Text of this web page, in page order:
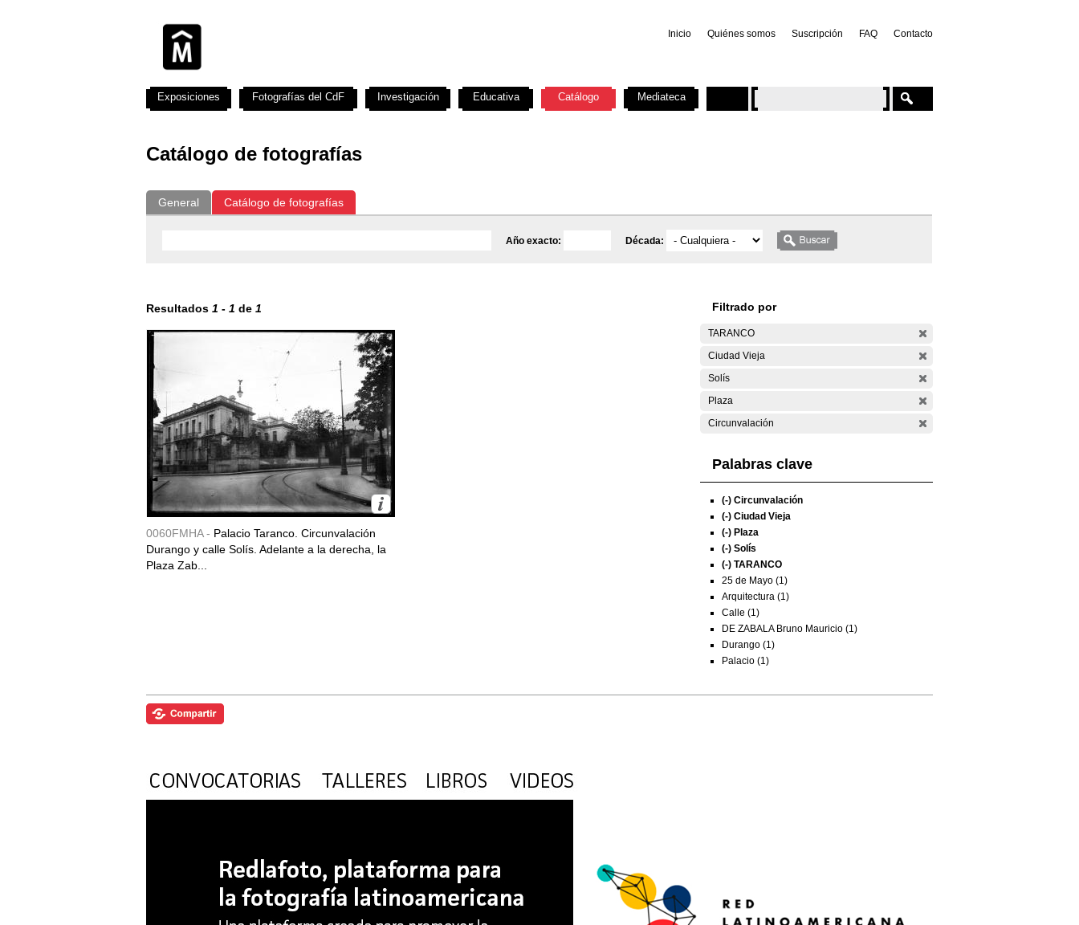
Inicio Quiénes somos Suscripción FAQ Contacto
Catálogo de fotografías
General Catálogo de fotografías
Año exacto: Década:
Resultados 1 - 1 de 1
0060FMHA - Palacio Taranco. Circunvalación
Durango y calle Solís. Adelante a la derecha, la
Plaza Zab...
Filtrado por
TARANCO
Ciudad Vieja
Solís
Plaza
Circunvalación
Palabras clave
(-) Circunvalación
(-) Ciudad Vieja
(-) Plaza
(-) Solís
(-) TARANCO
25 de Mayo (1)
Arquitectura (1)
Calle (1)
DE ZABALA Bruno Mauricio (1)
Durango (1)
Palacio (1)
Exposiciones Fotografías del CdF Investigación Educativa Catálogo Mediateca